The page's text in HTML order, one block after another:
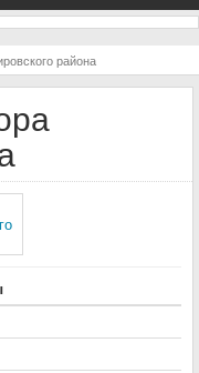
района